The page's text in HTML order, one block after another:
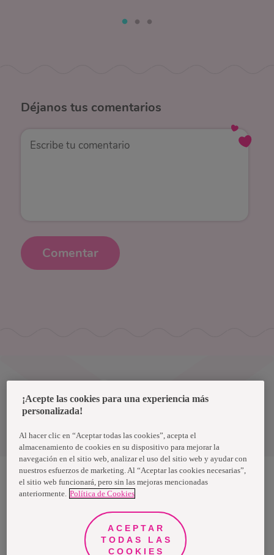
Déjanos tus comentarios
Comentar
Términos y condiciones
Nosotras, una marca de Essity - una compañía global líder en
mundo, utilizan nuestros productos, servicios y soluciones. Nuestro
propósito es romper barreras por el bienestar en beneficio de
consumidores, pacientes, cuidadores, clientes y la sociedad en
general. Vendemos en aproximadamente 150 países bajo las
principales marcas globales TENA y Tork, así como otras marcas
¡Acepte las cookies para una experiencia más
personalizada!
Al hacer clic en “Aceptar todas las cookies”, acepta el
almacenamiento de cookies en su dispositivo para mejorar la
navegación en el sitio web, analizar el uso del sitio web y ayudar con
nuestros esfuerzos de marketing. Al “Aceptar las cookies necesarias”,
el sitio web funcionará, pero sin las mejoras mencionadas
anteriormente. Política de Cookies
ACEPTAR
TODAS LAS
COOKIES